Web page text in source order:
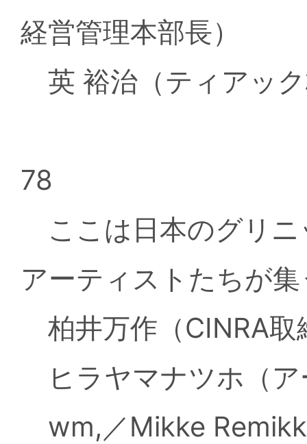
経営管理本部長）
英 裕治（ティアッ
78
ここは日本のグリニ
アーティストたちが
柏井万作（CINRA取
ヒラヤマナツホ（ア
wm,／Mikke